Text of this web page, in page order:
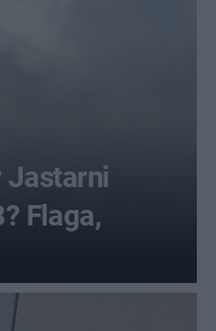
Jastarni
Flaga,